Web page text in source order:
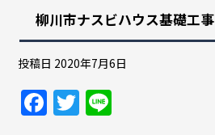
柳川市ナスビハウス基礎工事
投稿日 2020年7月6日
F T